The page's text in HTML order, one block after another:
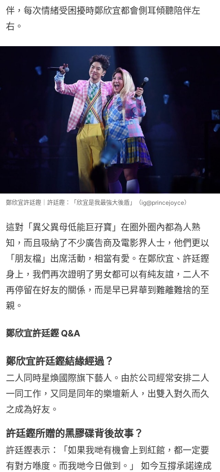
伴，每次情緒受困擾時鄭欣宜都會側耳傾聽陪伴左
右。
鄭欣宜許廷鏗｜許廷鏗：「欣宜是我最強大後盾」（ig@princejoyce）
這對「異父異母低能巨孖寶」在圈外圈內都為人熟
知，而且吸納了不少廣告商及電影界人士，他們更以
「朋友檔」出席活動，相當有愛。在鄭欣宜、許廷鏗
身上，我們再次證明了男女都可以有純友誼，二人不
再停留在好友的關係，而是早已昇華到難離難捨的至
親。
鄭欣宜許廷鏗 Q&A
鄭欣宜許廷鏗結緣經過？
二人同時星煥國際旗下藝人。由於公司經常安排二人
一同工作，又同是同年的樂壇新人，出雙入對久而久
之成為好友。
許廷鏗所贈的黑膠碟背後故事？
許廷鏗表示：「如果我哋有機會上到紅館，都一定要
有對方喺度。而我哋今日做到。」 如今互撐承諾達成